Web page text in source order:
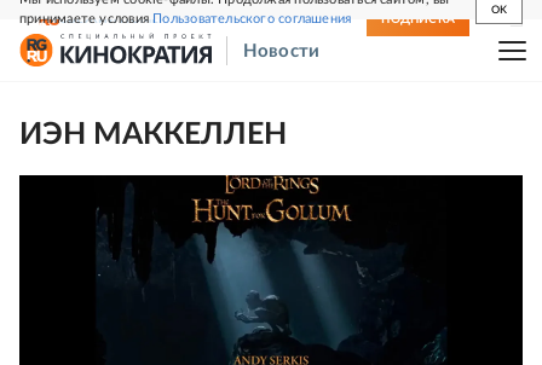
принимаете условияПользовательского соглашения
OK
СВЕЖИЙ НОМЕР ПОДПИСКА
Новости
ИЭН МАККЕЛЛЕН